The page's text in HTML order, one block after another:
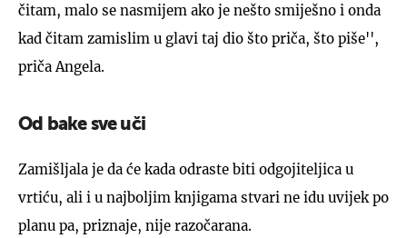
čitam, malo se nasmijem ako je nešto smiješno i onda
kad čitam zamislim u glavi taj dio što priča, što piše'',
priča Angela.
Od bake sve uči
Zamišljala je da će kada odraste biti odgojiteljica u
vrtiću, ali i u najboljim knjigama stvari ne idu uvijek po
planu pa, priznaje, nije razočarana.